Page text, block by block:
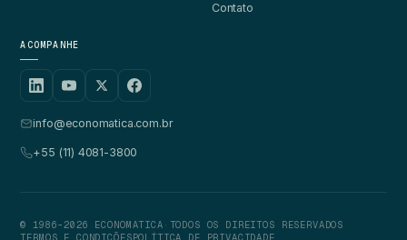
Contato
ACOMPANHE
info@economatica.com.br
+55 (11) 4081-3800
© 1986-2026 ECONOMATICA · TODOS OS DIREITOS RESERVADOS
TERMOS E CONDIÇÕESPOLÍTICA DE PRIVACIDADE